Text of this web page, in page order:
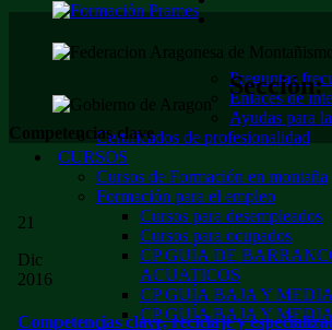
Preguntas
Enlaces de
Ayudas para
Certificados de profesionalidad
CURSOS
Cursos de Formación en montaña
Formación para el empleo
Cursos para desempleados
Cursos para ocupados
CP GUÍA DE
ACUATICOS
CP GUÍA BAJA Y
CP GUÍA BAJA Y
Sección:
Competencias clave
21
Dic
2016
Competencias clave, reciclaje y